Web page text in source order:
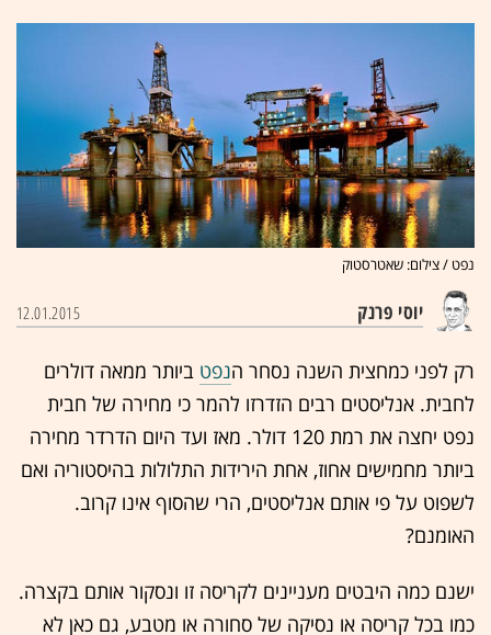
נפט / צילום: שאטרסטוק
יוסי פרנק 12.01.2015
רק לפני כמחצית השנה נסחר הנפט ביותר ממאה דולרים
לחבית. אנליסטים רבים הזדרזו להמר כי מחירה של חבית
נפט יחצה את רמת 120 דולר. מאז ועד היום הדרדר מחירה
ביותר מחמישים אחוז, אחת הירידות התלולות בהיסטוריה ואם
לשפוט על פי אותם אנליסטים, הרי שהסוף אינו קרוב.
האומנם?
ישנם כמה היבטים מעניינים לקריסה זו ונסקור אותם בקצרה.
כמו בכל קריסה או נסיקה של סחורה או מטבע, גם כאן לא